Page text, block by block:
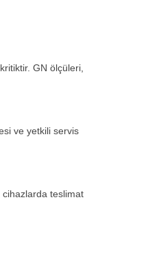
ve
ödeme ile
destek
GN ölçüleri,
ve yetkili servis
cihazlarda teslimat